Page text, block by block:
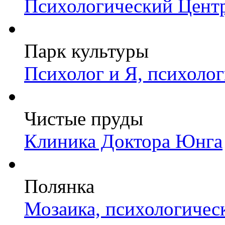
Психологический
Парк культуры
Психолог и Я,
Чистые пруды
Клиника Доктора Юнга
Полянка
Мозаика,